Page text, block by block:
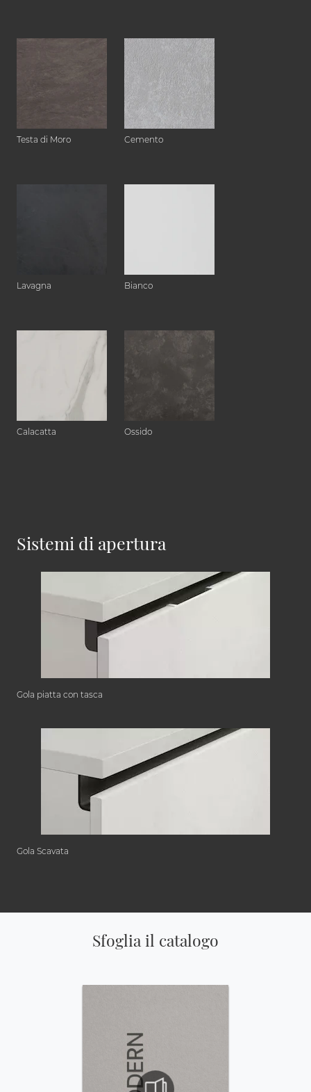
Testa di Moro Cemento
Lavagna Bianco
Calacatta Ossido
Sistemi di apertura
Gola piatta con tasca
Gola Scavata
Sfoglia il catalogo